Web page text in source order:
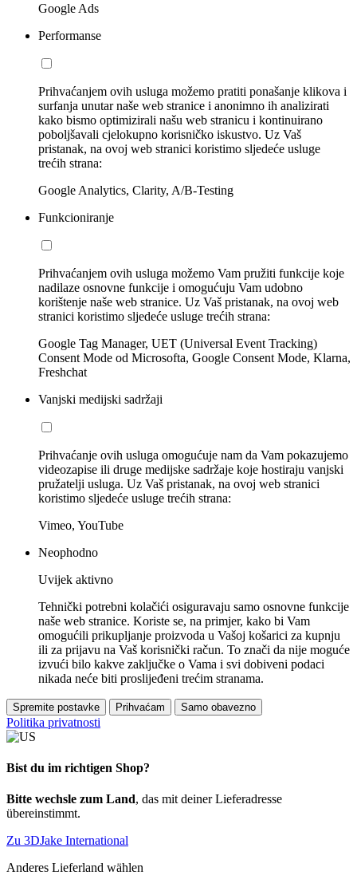
Google Ads
Performanse
Prihvaćanjem ovih usluga možemo pratiti ponašanje klikova i
surfanja unutar naše web stranice i anonimno ih analizirati
kako bismo optimizirali našu web stranicu i kontinuirano
poboljšavali cjelokupno korisničko iskustvo. Uz Vaš
pristanak, na ovoj web stranici koristimo sljedeće usluge
trećih strana:
Google Analytics, Clarity, A/B-Testing
Funkcioniranje
Prihvaćanjem ovih usluga možemo Vam pružiti funkcije koje
nadilaze osnovne funkcije i omogućuju Vam udobno
korištenje naše web stranice. Uz Vaš pristanak, na ovoj web
stranici koristimo sljedeće usluge trećih strana:
Google Tag Manager, UET (Universal Event Tracking)
Consent Mode od Microsofta, Google Consent Mode, Klarna,
Freshchat
Vanjski medijski sadržaji
Prihvaćanje ovih usluga omogućuje nam da Vam pokazujemo
videozapise ili druge medijske sadržaje koje hostiraju vanjski
pružatelji usluga. Uz Vaš pristanak, na ovoj web stranici
koristimo sljedeće usluge trećih strana:
Vimeo, YouTube
Neophodno
Uvijek aktivno
Tehnički potrebni kolačići osiguravaju samo osnovne funkcije
naše web stranice. Koriste se, na primjer, kako bi Vam
omogućili prikupljanje proizvoda u Vašoj košarici za kupnju
ili za prijavu na Vaš korisnički račun. To znači da nije moguće
izvući bilo kakve zaključke o Vama i svi dobiveni podaci
nikada neće biti proslijeđeni trećim stranama.
Spremite postavke Prihvaćam Samo obavezno
Politika privatnosti
Bist du im richtigen Shop?
Bitte wechsle zum Land, das mit deiner Lieferadresse
übereinstimmt.
Zu 3DJake International
Anderes Lieferland wählen